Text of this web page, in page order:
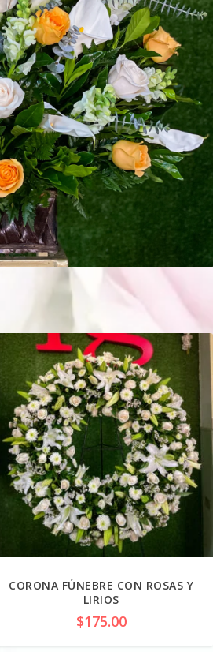
CORONA FÚNEBRE CON ROSAS Y
LIRIOS
$175.00